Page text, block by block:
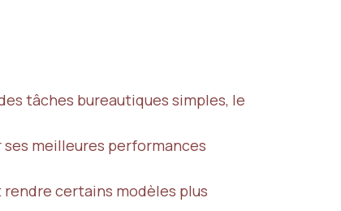
tâches bureautiques simples, le
meilleures performances
certains modèles plus